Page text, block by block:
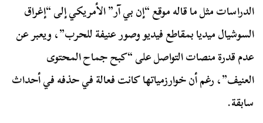
الدراسات مثل ما قاله موقع “إن بي آر” الأمريكي إلى “إغراق
السوشيال ميديا بمقاطع فيديو وصور عنيفة للحرب”، ويعبر عن
عدم قدرة منصات التواصل على “كبح جماح المحتوى
العنيف”، رغم أن خوارزمياتها كانت فعالة في حذفه في أحداث
سابقة.